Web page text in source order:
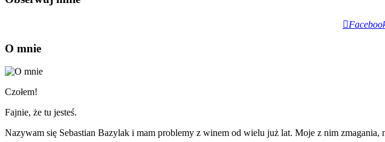
O mnie
Czołem!
Fajnie, że tu jesteś.
Nazywam się Sebastian Bazylak i mam problemy z winem od wielu już lat. Moje z nim zmagania,